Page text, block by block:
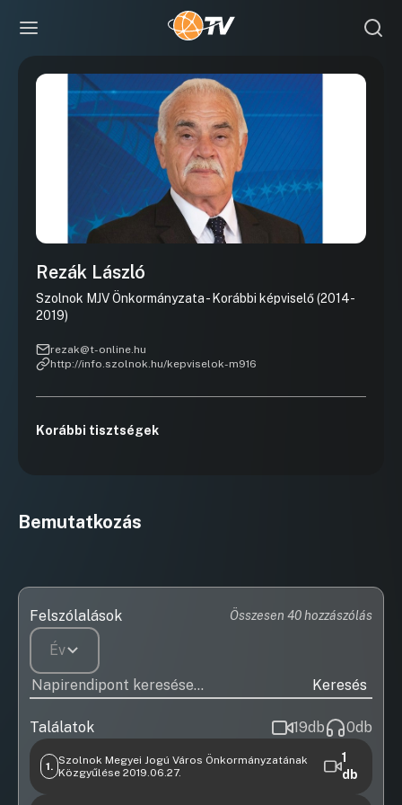
Rezák László
Szolnok MJV Önkormányzata - Korábbi képviselő (2014-
2019)
rezak@t-online.hu
http://info.szolnok.hu/kepviselok-m916
Korábbi tisztségek
Bemutatkozás
Felszólalások Összesen 40 hozzászólás
Év
Keresés
Találatok 19db 0db
1. Szolnok Megyei Jogú Város Önkormányzatának
Közgyűlése 2019.06.27.
1
db